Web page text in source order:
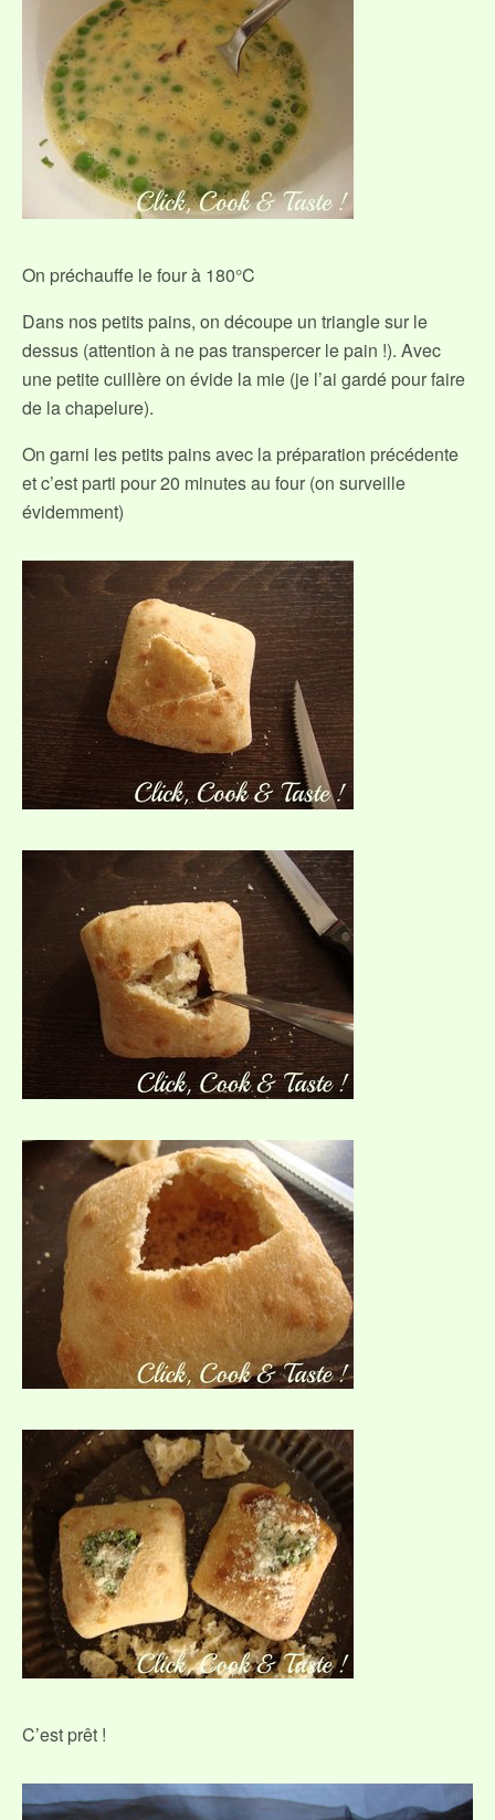
On préchauffe le four à 180°C
Dans nos petits pains, on découpe un triangle sur le
dessus (attention à ne pas transpercer le pain !). Avec
une petite cuillère on évide la mie (je l’ai gardé pour faire
de la chapelure).
On garni les petits pains avec la préparation précédente
et c’est parti pour 20 minutes au four (on surveille
évidemment)
C’est prêt !